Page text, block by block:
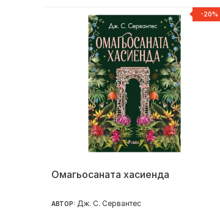
-20%
Омагьосаната хасиенда
АВТОР: Дж. С. Сервантес